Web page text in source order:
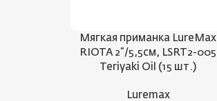
Мягкая приманка LureMax
RIOTA 2”/5,5см, LSRT2-005
Teriyaki Oil (15 шт.)
Luremax